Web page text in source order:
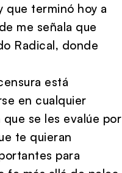
que terminó hoy a
me señala que
Radical, donde
está
en cualquier
se les evalúe por
te quieran
para